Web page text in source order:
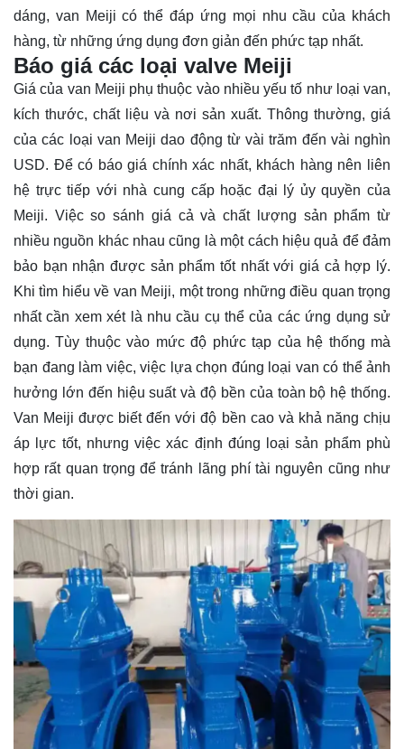
dáng, van Meiji có thể đáp ứng mọi nhu cầu của khách
hàng, từ những ứng dụng đơn giản đến phức tạp nhất.
Báo giá các loại valve Meiji
Giá của van Meiji phụ thuộc vào nhiều yếu tố như loại van,
kích thước, chất liệu và nơi sản xuất. Thông thường, giá
của các loại van Meiji dao động từ vài trăm đến vài nghìn
USD. Để có báo giá chính xác nhất, khách hàng nên liên
hệ trực tiếp với nhà cung cấp hoặc đại lý ủy quyền của
Meiji. Việc so sánh giá cả và chất lượng sản phẩm từ
nhiều nguồn khác nhau cũng là một cách hiệu quả để đảm
bảo bạn nhận được sản phẩm tốt nhất với giá cả hợp lý.
Khi tìm hiểu về van Meiji, một trong những điều quan trọng
nhất cần xem xét là nhu cầu cụ thể của các ứng dụng sử
dụng. Tùy thuộc vào mức độ phức tạp của hệ thống mà
bạn đang làm việc, việc lựa chọn đúng loại van có thể ảnh
hưởng lớn đến hiệu suất và độ bền của toàn bộ hệ thống.
Van Meiji được biết đến với độ bền cao và khả năng chịu
áp lực tốt, nhưng việc xác định đúng loại sản phẩm phù
hợp rất quan trọng để tránh lãng phí tài nguyên cũng như
thời gian.